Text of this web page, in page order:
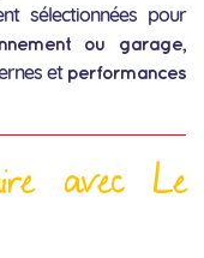
sélectionnées pour
ou garage,
et performances
avec Le